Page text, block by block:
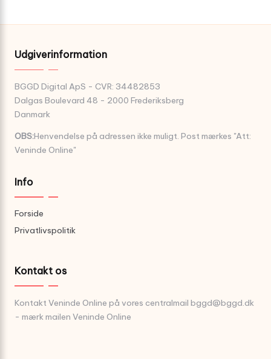
Udgiverinformation
BGGD Digital ApS - CVR: 34482853
Dalgas Boulevard 48 - 2000 Frederiksberg
Danmark
OBS:Henvendelse på adressen ikke muligt. Post mærkes "Att:
Veninde Online"
Info
Forside
Privatlivspolitik
Kontakt os
Kontakt Veninde Online på vores centralmail bggd@bggd.dk
- mærk mailen Veninde Online